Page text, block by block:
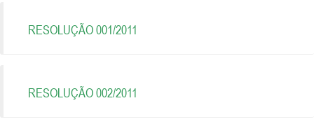
RESOLUÇÃO 001/2011
RESOLUÇÃO 002/2011